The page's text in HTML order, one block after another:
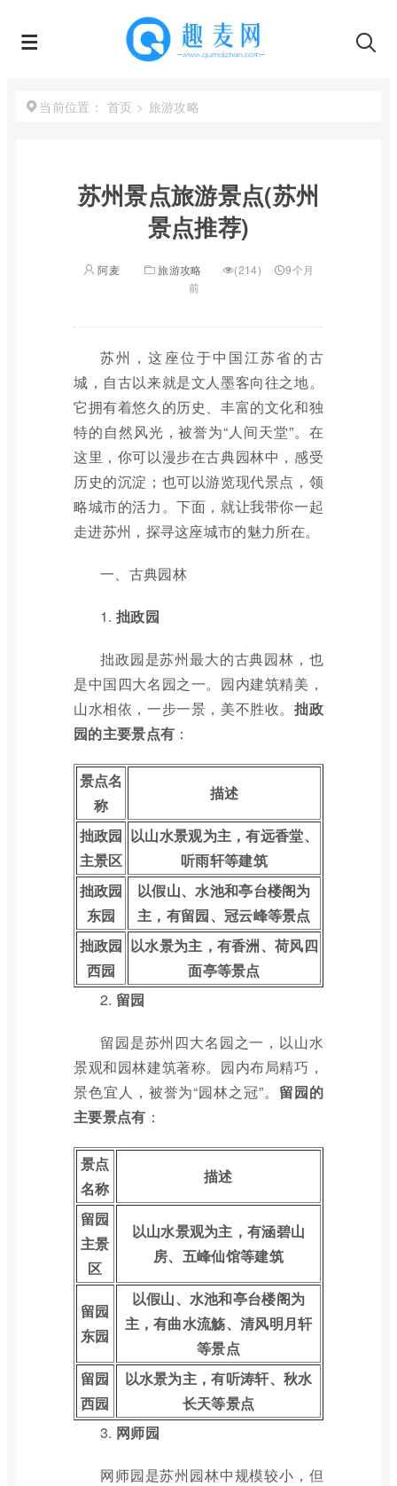
当前位置： 首页 > 旅游攻略
苏州景点旅游景点(苏州
景点推荐)
阿麦 旅游攻略 (214)
9个月
前
苏州，这座位于中国江苏省的古
城，自古以来就是文人墨客向往之地。
它拥有着悠久的历史、丰富的文化和独
特的自然风光，被誉为“人间天堂”。在
这里，你可以漫步在古典园林中，感受
历史的沉淀；也可以游览现代景点，领
略城市的活力。下面，就让我带你一起
走进苏州，探寻这座城市的魅力所在。
一、古典园林
1. 拙政园
拙政园是苏州最大的古典园林，也
是中国四大名园之一。园内建筑精美，
山水相依，一步一景，美不胜收。拙政
园的主要景点有 ：
景点名
称
描述
拙政园
主景区
以山水景观为主，有远香堂、
听雨轩等建筑
拙政园
东园
以假山、水池和亭台楼阁为
主，有留园、冠云峰等景点
拙政园
西园
以水景为主，有香洲、荷风四
面亭等景点
2. 留园
留园是苏州四大名园之一，以山水
景观和园林建筑著称。园内布局精巧，
景色宜人，被誉为“园林之冠”。 留园的
主要景点有 ：
景点
名称
描述
留园
主景
区
以山水景观为主，有涵碧山
房、五峰仙馆等建筑
留园
东园
以假山、水池和亭台楼阁为
主，有曲水流觞、清风明月轩
等景点
留园
西园
以水景为主，有听涛轩、秋水
长天等景点
3. 网师园
网师园是苏州园林中规模较小，但